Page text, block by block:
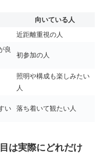
向いている人
近距離重視の人
良
初参加の人
照明や構成も楽しみたい
人
い 落ち着いて観たい人
は実際にどれだけ